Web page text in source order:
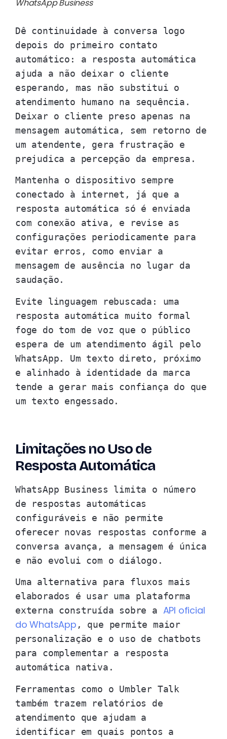
WhatsApp Business
Dê continuidade à conversa logo
depois do primeiro contato
automático: a resposta automática
ajuda a não deixar o cliente
esperando, mas não substitui o
atendimento humano na sequência.
Deixar o cliente preso apenas na
mensagem automática, sem retorno de
um atendente, gera frustração e
prejudica a percepção da empresa.
Mantenha o dispositivo sempre
conectado à internet, já que a
resposta automática só é enviada
com conexão ativa, e revise as
configurações periodicamente para
evitar erros, como enviar a
mensagem de ausência no lugar da
saudação.
Evite linguagem rebuscada: uma
resposta automática muito formal
foge do tom de voz que o público
espera de um atendimento ágil pelo
WhatsApp. Um texto direto, próximo
e alinhado à identidade da marca
tende a gerar mais confiança do que
um texto engessado.
Limitações no Uso de
Resposta Automática
WhatsApp Business limita o número
de respostas automáticas
configuráveis e não permite
oferecer novas respostas conforme a
conversa avança, a mensagem é única
e não evolui com o diálogo.
Uma alternativa para fluxos mais
elaborados é usar uma plataforma
externa construída sobre a API oficial
do WhatsApp , que permite maior
personalização e o uso de chatbots
para complementar a resposta
automática nativa.
Ferramentas como o Umbler Talk
também trazem relatórios de
atendimento que ajudam a
identificar em quais pontos a